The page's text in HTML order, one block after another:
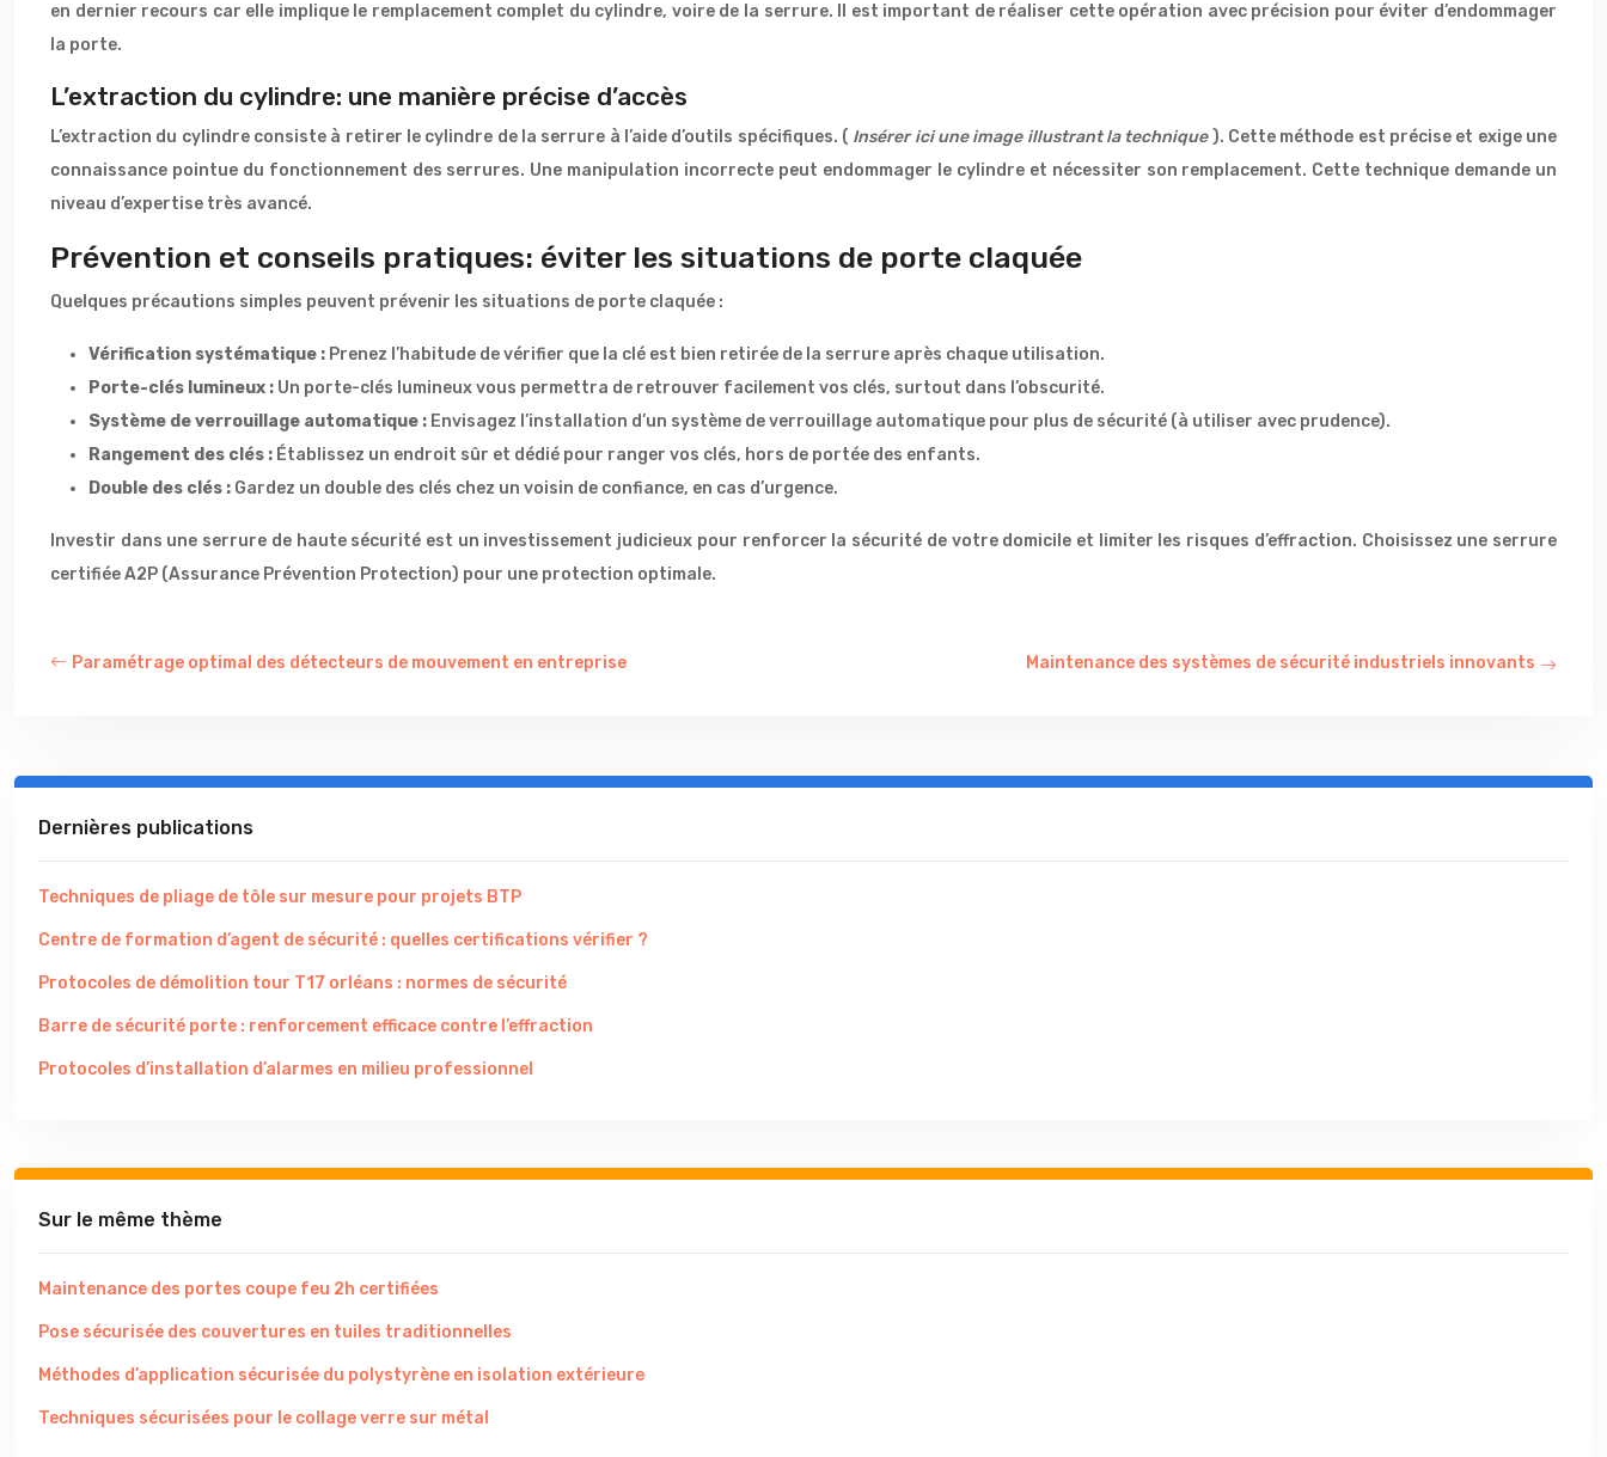
en dernier recours car elle implique le remplacement complet du cylindre, voire de la serrure. Il est important de réaliser cette opération avec précision pour éviter d’endommager
la porte.
L’extraction du cylindre: une manière précise d’accès
L’extraction du cylindre consiste à retirer le cylindre de la serrure à l’aide d’outils spécifiques. ( Insérer ici une image illustrant la technique). Cette méthode est précise et exige une
connaissance pointue du fonctionnement des serrures. Une manipulation incorrecte peut endommager le cylindre et nécessiter son remplacement. Cette technique demande un
niveau d’expertise très avancé.
Prévention et conseils pratiques: éviter les situations de porte claquée
Quelques précautions simples peuvent prévenir les situations de porte claquée :
Vérification systématique : Prenez l’habitude de vérifier que la clé est bien retirée de la serrure après chaque utilisation.
Porte-clés lumineux : Un porte-clés lumineux vous permettra de retrouver facilement vos clés, surtout dans l’obscurité.
Système de verrouillage automatique : Envisagez l’installation d’un système de verrouillage automatique pour plus de sécurité (à utiliser avec prudence).
Rangement des clés : Établissez un endroit sûr et dédié pour ranger vos clés, hors de portée des enfants.
Double des clés : Gardez un double des clés chez un voisin de confiance, en cas d’urgence.
Investir dans une serrure de haute sécurité est un investissement judicieux pour renforcer la sécurité de votre domicile et limiter les risques d’effraction. Choisissez une serrure
certifiée A2P (Assurance Prévention Protection) pour une protection optimale.
Paramétrage optimal des détecteurs de mouvement en entreprise Maintenance des systèmes de sécurité industriels innovants
Dernières publications
Techniques de pliage de tôle sur mesure pour projets BTP
Centre de formation d’agent de sécurité : quelles certifications vérifier ?
Protocoles de démolition tour T17 orléans : normes de sécurité
Barre de sécurité porte : renforcement efficace contre l’effraction
Protocoles d’installation d’alarmes en milieu professionnel
Sur le même thème
Maintenance des portes coupe feu 2h certifiées
Pose sécurisée des couvertures en tuiles traditionnelles
Méthodes d’application sécurisée du polystyrène en isolation extérieure
Techniques sécurisées pour le collage verre sur métal